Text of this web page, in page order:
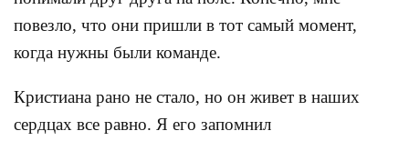
повезло, что они пришли в тот самый момент,
когда нужны были команде.
Кристиана рано не стало, но он живет в наших
сердцах все равно. Я его запомнил